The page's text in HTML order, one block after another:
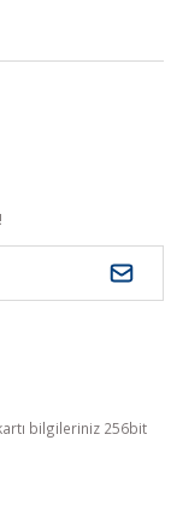
bilgileriniz 256bit